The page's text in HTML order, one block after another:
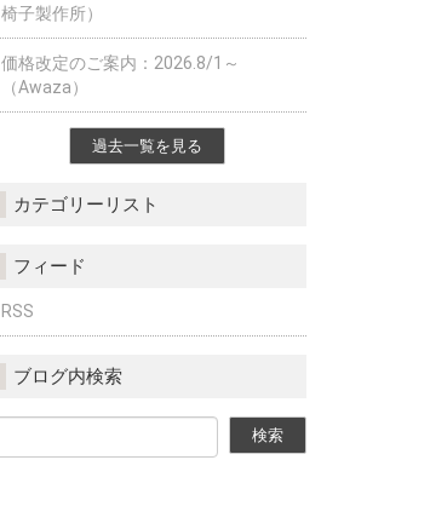
椅子製作所）
価格改定のご案内：2026.8/1～
（Awaza）
過去一覧を見る
カテゴリーリスト
フィード
RSS
ブログ内検索